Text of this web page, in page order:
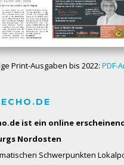
Print-Ausgaben bis 2022: PDF-
ist ein online
Nordosten
Schwerpunkten